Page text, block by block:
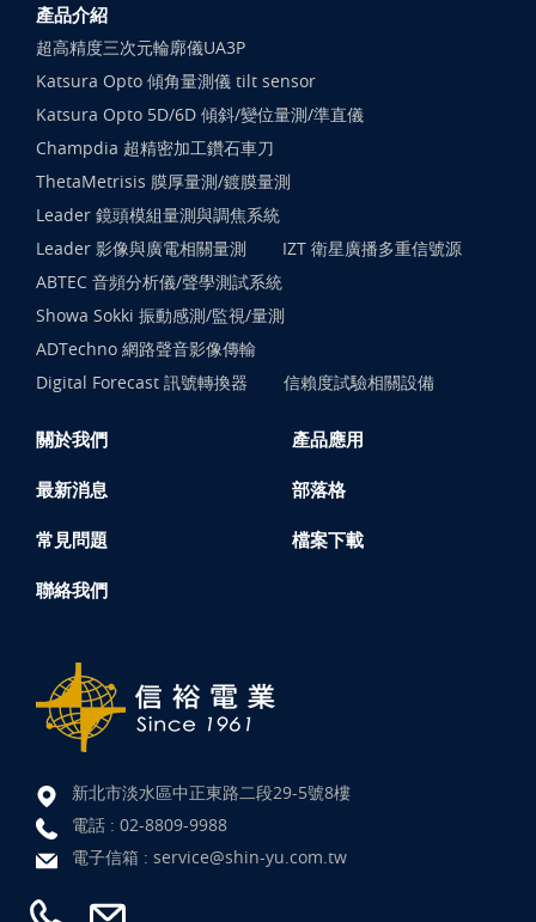
產品介紹
超高精度三次元輪廓儀UA3P
Katsura Opto 傾角量測儀 tilt sensor
Katsura Opto 5D/6D 傾斜/變位量測/準直儀
Champdia 超精密加工鑽石車刀
ThetaMetrisis 膜厚量測/鍍膜量測
Leader 鏡頭模組量測與調焦系統
Leader 影像與廣電相關量測
IZT 衛星廣播多重信號源
ABTEC 音頻分析儀/聲學測試系統
Showa Sokki 振動感測/監視/量測
ADTechno 網路聲音影像傳輸
Digital Forecast 訊號轉換器
信賴度試驗相關設備
關於我們 產品應用
最新消息 部落格
常見問題 檔案下載
聯絡我們
新北市淡水區中正東路二段29-5號8樓
電話 : 02-8809-9988
電子信箱 : service@shin-yu.com.tw